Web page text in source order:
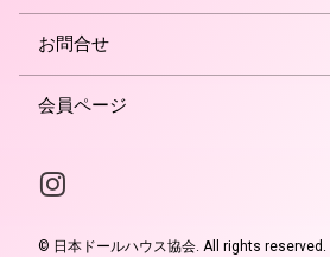
お問合せ
会員ページ
Instagram
© 日本ドールハウス協会. All rights reserved.